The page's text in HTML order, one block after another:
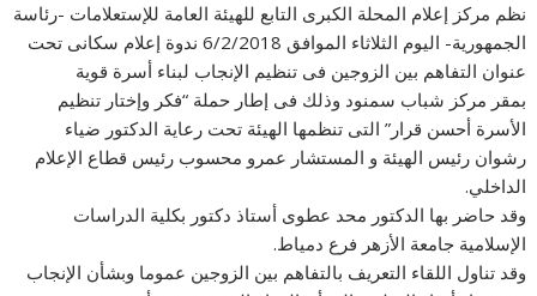
نظم مركز إعلام المحلة الكبرى التابع للهيئة العامة للإستعلامات -رئاسة
الجمهورية- اليوم الثلاثاء الموافق 6/2/2018 ندوة إعلام سكانى تحت
عنوان التفاهم بين الزوجين فى تنظيم الإنجاب لبناء أسرة قوية
بمقر مركز شباب سمنود وذلك فى إطار حملة “فكر وإختار تنظيم
الأسرة أحسن قرار” التى تنظمها الهيئة تحت رعاية الدكتور ضياء
رشوان رئيس الهيئة و المستشار عمرو محسوب رئيس قطاع الإعلام
الداخلي.
وقد حاضر بها الدكتور محد عطوى أستاذ دكتور بكلية الدراسات
الإسلامية جامعة الأزهر فرع دمياط.
وقد تناول اللقاء التعريف بالتفاهم بين الزوجين عموما وبشأن الإنجاب